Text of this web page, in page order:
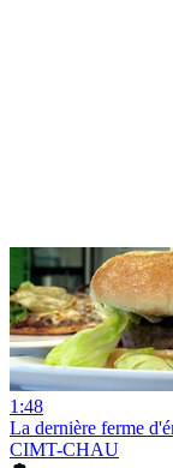
1:48
La dernière ferme
CIMT-CHAU